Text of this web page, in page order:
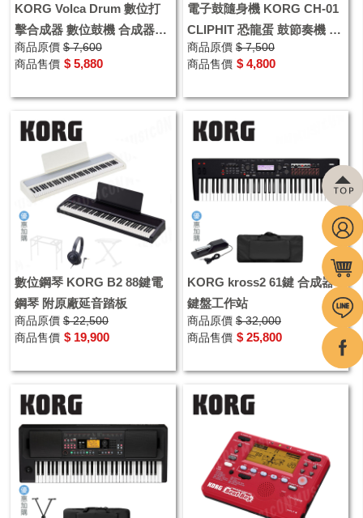
KORG Volca Drum 數位打
擊合成器 數位鼓機 合成器音
源
商品原價 $ 7,600
商品售價 $ 5,880
電子鼓隨身機 KORG CH-01
CLIPHIT 恐龍蛋 鼓節奏機 電
子鼓機
商品原價 $ 7,500
商品售價 $ 4,800
數位鋼琴 KORG B2 88鍵電
鋼琴 附原廠延音踏板
商品原價 $ 22,500
商品售價 $ 19,900
KORG kross2 61鍵 合成器
鍵盤工作站
商品原價 $ 32,000
商品售價 $ 25,800